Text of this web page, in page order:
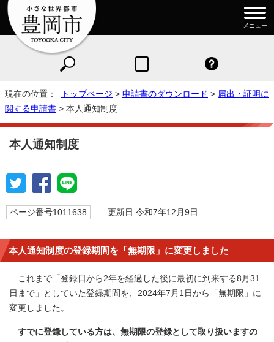
メニュー
現在の位置： トップページ > 申請書のダウンロード > 届出・証明に
関する申請書 > 本人通知制度
本人通知制度
ページ番号1011638 更新日 令和7年12月9日
本人通知制度の登録期間を「無期限」に変更しました
これまで「登録日から2年を経過した後に最初に到来する8月31
日まで」としていた登録期間を、2024年7月1日から「無期限」に
変更しました。
すでに登録している方は、無期限の登録として取り扱いますの